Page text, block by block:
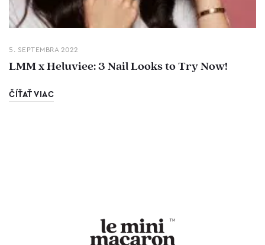
5. SEPTEMBRA 2022
LMM x Heluviee: 3 Nail Looks to Try Now!
ČÍŤAŤ VIAC